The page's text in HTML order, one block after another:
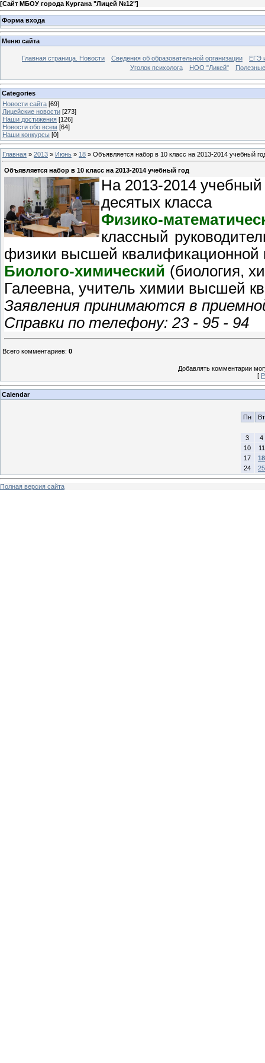
[Сайт МБОУ города Кургана "Лицей №12"]
Форма входа
Меню сайта
Главная страница. Новости Сведения об образовательной организации
ЕГЭ
Уголок психолога
НОО "Ликей"
Categories
Новости сайта [69]
Лицейские новости [273]
Наши достижения [126]
Новости обо всем [64]
Наши конкурсы [0]
Главная » 2013 » Июнь » 18 » Объявляется набор в 10 класс на 2013-2014 учебный
Объявляется набор в 10 класс на 2013-2014 учебный год
На 2013-2014 учебный
десятых класса
Физико-
классный
физики высшей квалификационной
Биолого-химический (биология,
Галеевна, учитель химии высшей
Заявления принимаются в
Справки по телефону: 23 - 95 - 94
Всего комментариев: 0
Добавлять комментарии
[
Calendar
Пн Вт
3
4
10
11
17
18
24
25
Полная версия сайта